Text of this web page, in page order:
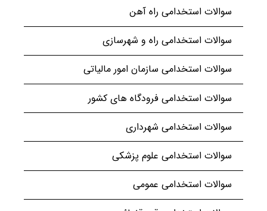
سوالات استخدامی راه آهن
سوالات استخدامی راه و شهرسازی
سوالات استخدامی سازمان امور مالیاتی
سوالات استخدامی فرودگاه های کشور
سوالات استخدامی شهرداری
سوالات استخدامی علوم پزشکی
سوالات استخدامی عمومی